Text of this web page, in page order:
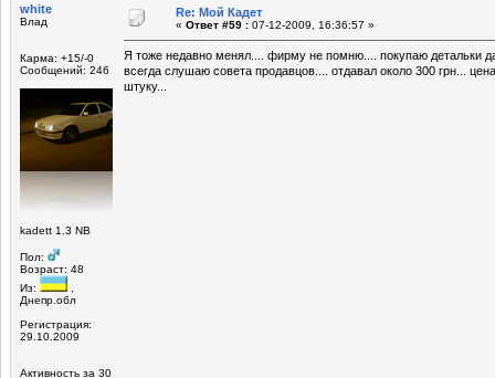
white
Влад
Карма: +15/-0
Сообщений: 246
kadett 1.3 NB
Пол:
Возраст: 48
Из:
Днепр.обл
Регистрация:
29.10.2009
Активность за 30
Re: Мой Кадет
« Ответ #59 : 07-12-2009, 16:36:57 »
Я тоже недавно менял.... фирму не помню.... покупаю детальки
всегда слушаю совета продавцов.... отдавал около 300 грн...
штуку...